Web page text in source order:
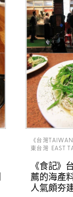
《台灣
東台灣 EAST
《食記》
薦的海產
人氣頗夯